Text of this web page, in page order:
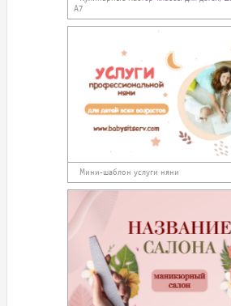
А7
Мини-шаблон услуги няни